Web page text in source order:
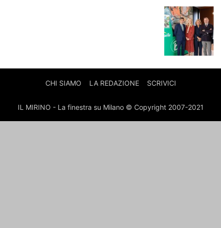
CHI SIAMO LA REDAZIONE SCRIVICI
IL MIRINO - La finestra su Milano © Copyright 2007-2021